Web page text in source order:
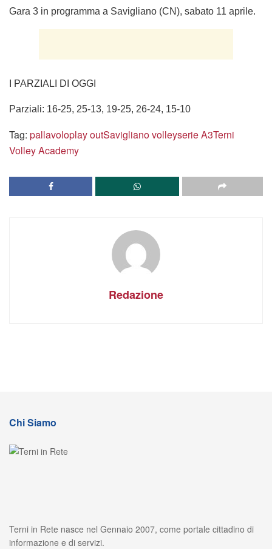
Gara 3 in programma a Savigliano (CN), sabato 11 aprile.
I PARZIALI DI OGGI
Parziali: 16-25, 25-13, 19-25, 26-24, 15-10
Tag: pallavoloplay outSavigliano volleyserie A3Terni
Volley Academy
Redazione
Chi Siamo
Terni in Rete nasce nel Gennaio 2007, come portale cittadino di
informazione e di servizi.